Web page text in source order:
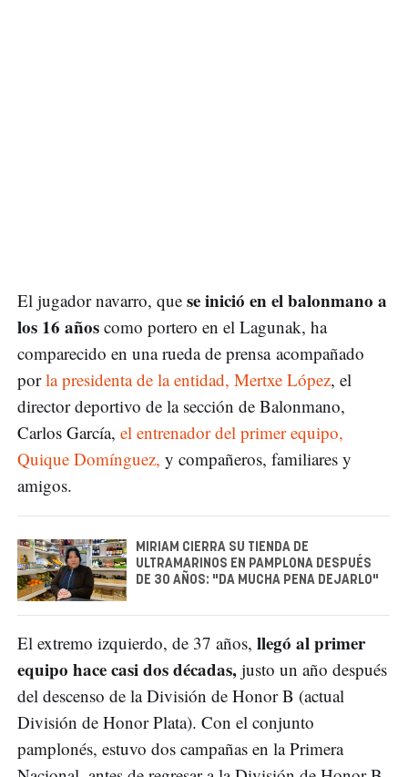
El jugador navarro, que se inició en el balonmano a
los 16 años como portero en el Lagunak, ha
comparecido en una rueda de prensa acompañado
porla presidenta de la entidad, Mertxe López, el
director deportivo de la sección de Balonmano,
Carlos García, el entrenador del primer equipo,
Quique Domínguez, y compañeros, familiares y
amigos.
MIRIAM CIERRA SU TIENDA DE
ULTRAMARINOS EN PAMPLONA DESPUÉS
DE 30 AÑOS: "DA MUCHA PENA DEJARLO"
El extremo izquierdo, de 37 años, llegó al primer
equipo hace casi dos décadas, justo un año después
del descenso de la División de Honor B (actual
División de Honor Plata). Con el conjunto
pamplonés, estuvo dos campañas en la Primera